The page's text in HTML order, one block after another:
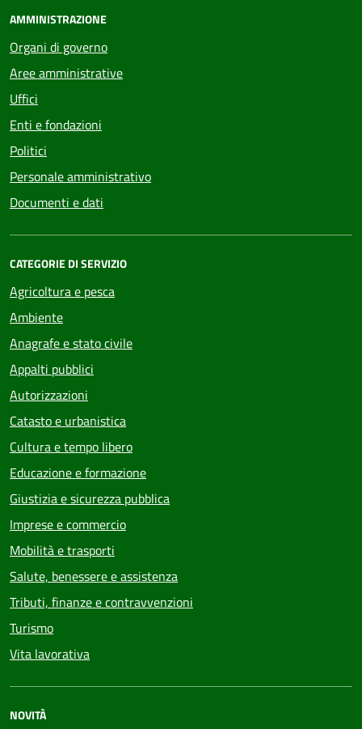
AMMINISTRAZIONE
Organi di governo
Aree amministrative
Uffici
Enti e fondazioni
Politici
Personale amministrativo
Documenti e dati
CATEGORIE DI SERVIZIO
Agricoltura e pesca
Ambiente
Anagrafe e stato civile
Appalti pubblici
Autorizzazioni
Catasto e urbanistica
Cultura e tempo libero
Educazione e formazione
Giustizia e sicurezza pubblica
Imprese e commercio
Mobilità e trasporti
Salute, benessere e assistenza
Tributi, finanze e contravvenzioni
Turismo
Vita lavorativa
NOVITÀ